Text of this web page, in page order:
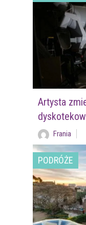
Artysta
Frania
PODRÓŻE